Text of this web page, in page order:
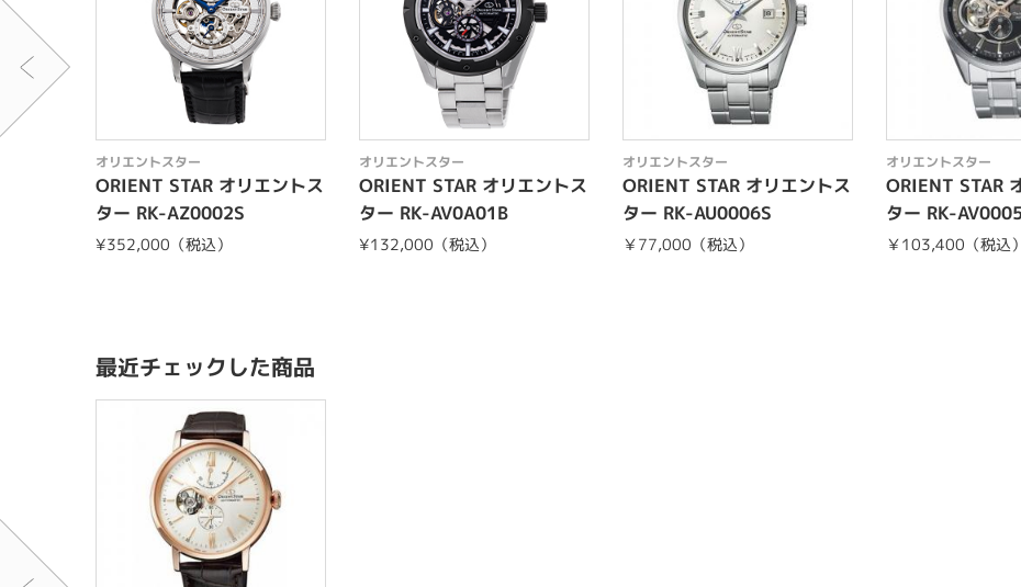
オリエントスター
ORIENT STAR オリエントス
ター RK-AZ0002S
¥352,000（税込）
オリエントスター
ORIENT STAR オリエントス
ター RK-AV0A01B
¥132,000（税込）
オリエントスター
ORIENT STAR オリエントス
ター RK-AU0006S
￥77,000（税込）
オリエントスター
ORIENT STAR
ター RK-
￥103,400（税込）
最近チェックした商品